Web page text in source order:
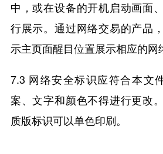
中，或在设备的开机启动画面
行展示。通过网络交易的产品
示主页面醒目位置展示相应的网
7.3 网络安全标识应符合本文
案、文字和颜色不得进行更改
质版标识可以单色印刷。